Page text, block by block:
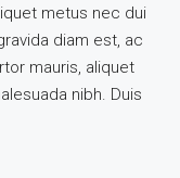
metus nec dui
diam est, ac
mauris, aliquet
nibh. Duis